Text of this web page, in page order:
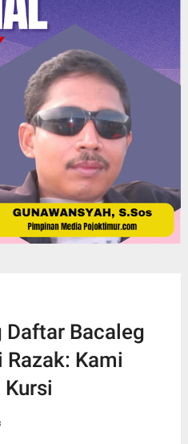
Daftar Bacaleg
Razak: Kami